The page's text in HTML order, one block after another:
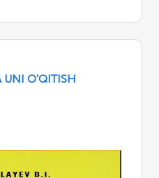
UNI O'QITISH